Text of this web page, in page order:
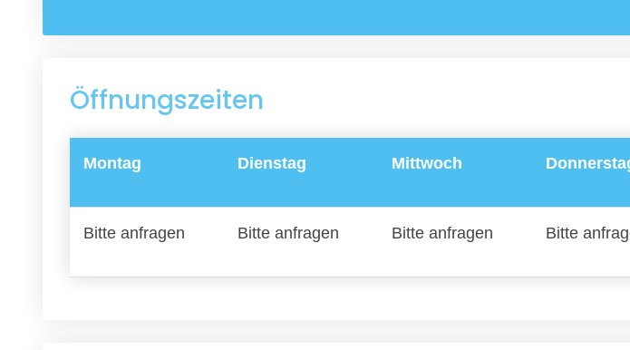
Öffnungszeiten
Montag Dienstag Mittwoch
Bitte anfragen Bitte anfragen Bitte anfragen Bitte